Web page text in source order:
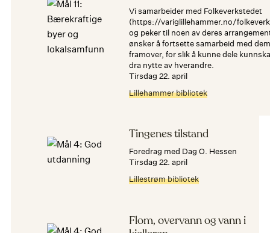
Vi samarbeider med Folkeverkstedet
(https://variglillehammer.no/
og peker til noen av deres
ønsker å fortsette samarbeid med dem
framover, for slik å kunne dele
dra nytte av hverandre.
tirsdag 22. april
Lillehammer bibliotek
Tingenes tilstand
Foredrag med Dag O. Hessen
tirsdag 22. april
Lillestrøm bibliotek
Flom, overvann og vann i